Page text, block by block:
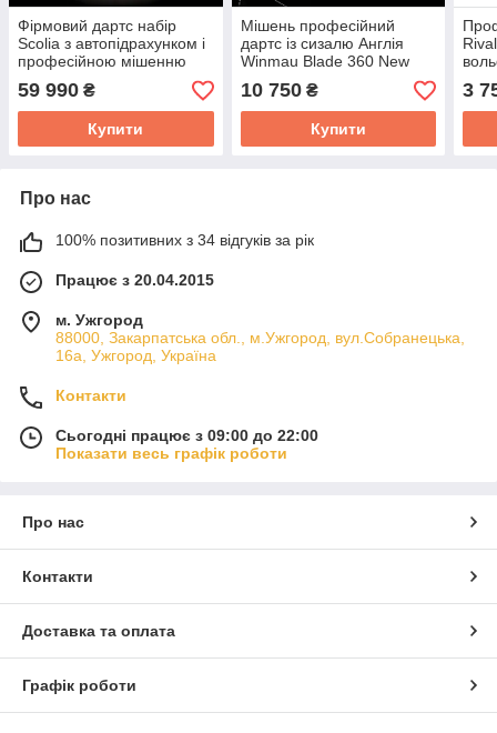
Фірмовий дартс набір
Scolia з автопідрахунком і
професійною мішенню
Blade6 Англія
59 990 ₴
Купити
Мішень професійний
дартс із сизалю Англія
Winmau Blade 360 New
2026 з підсвіткою і
захистом
10 750₴
Купити
3
Про нас
100% позитивних з 34 відгуків за рік
Працює з 20.04.2015
м. Ужгород
88000, Закарпатська обл., м.Ужгород, вул.Собранецька,
16а, Ужгород, Україна
Контакти
Сьогодні працює з 09:00 до 22:00
Показати весь графік роботи
Про нас
Контакти
Доставка та оплата
Графік роботи